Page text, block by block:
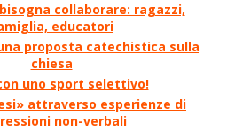
collaborare: ragazzi,
educatori
proposta catechistica sulla
chiesa
uno sport selettivo!
attraverso esperienze di
non-verbali